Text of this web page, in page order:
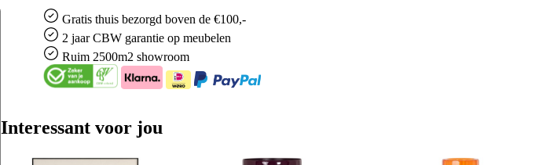
Gratisthuis bezorgd boven de €100,-
2 jaar CBW garantieop meubelen
Ruim 2500m2 showroom
Interessant voor jou